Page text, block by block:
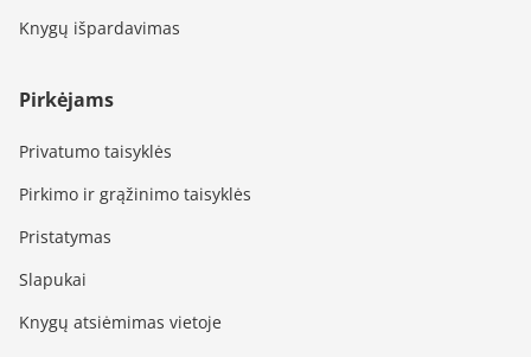
Knygų išpardavimas
Pirkėjams
Privatumo taisyklės
Pirkimo ir grąžinimo taisyklės
Pristatymas
Slapukai
Knygų atsiėmimas vietoje